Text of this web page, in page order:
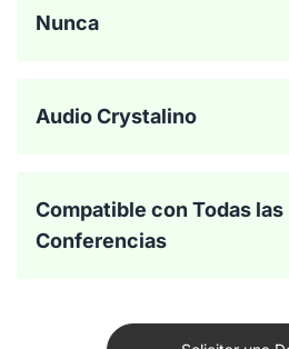
Nunca
Audio Crystalino
Compatible con Todas
Conferencias